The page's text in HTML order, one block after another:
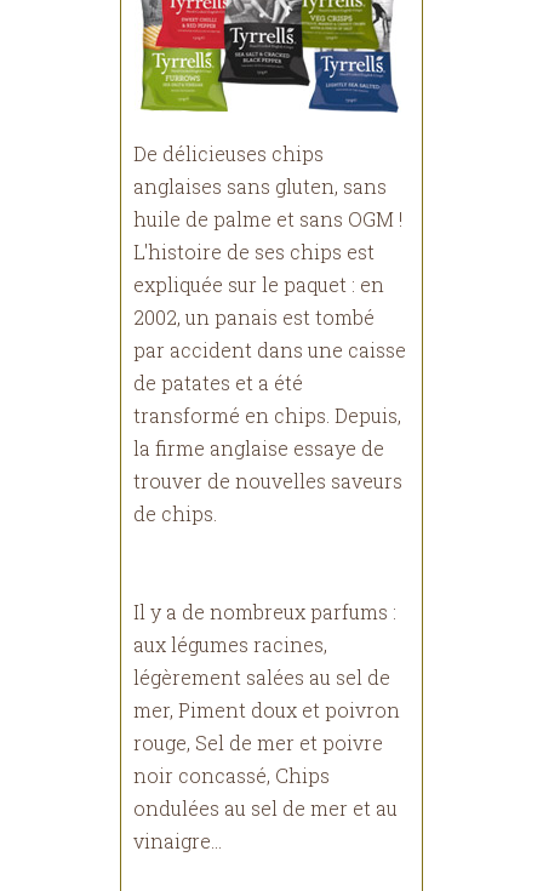
De délicieuses chips
anglaises sans gluten, sans
huile de palme et sans OGM !
L'histoire de ses chips est
expliquée sur le paquet : en
2002, un panais est tombé
par accident dans une caisse
de patates et a été
transformé en chips. Depuis,
la firme anglaise essaye de
trouver de nouvelles saveurs
de chips.
Il y a de nombreux parfums :
aux légumes racines,
légèrement salées au sel de
mer, Piment doux et poivron
rouge, Sel de mer et poivre
noir concassé, Chips
ondulées au sel de mer et au
vinaigre...